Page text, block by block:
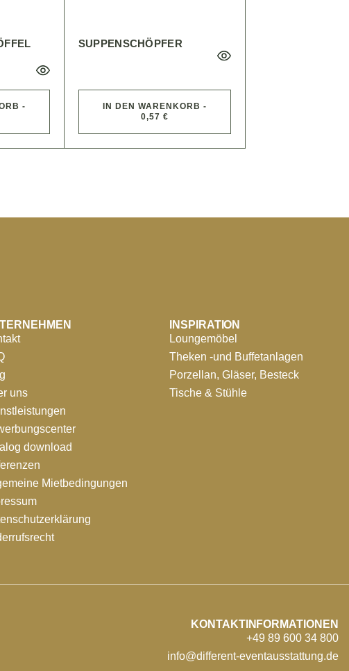
-
SUPPENSCHÖPFER
IN DEN WARENKORB -
0,57 €
uns
download
Mietbedingungen
INSPIRATION
Loungemöbel
Theken -und Buffetanlagen
Porzellan, Gläser, Besteck
Tische & Stühle
KONTAKTINFORMATIONEN
+49 89 600 34 800
info@different-eventausstattung.de